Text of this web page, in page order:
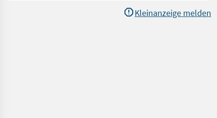
Kleinanzeige melden